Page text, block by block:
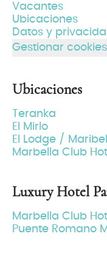
Vacantes
Ubicaciones
Datos y
Gestionar cookies
Ubicaciones
Teranka
El Mirlo
El Lodge / Maribel
Marbella Club
Luxury Hotel
Marbella Club
Puente Romano